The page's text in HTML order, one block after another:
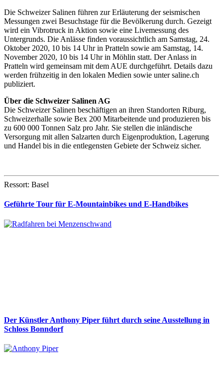
Die Schweizer Salinen führen zur Erläuterung der seismischen
Messungen zwei Besuchstage für die Bevölkerung durch. Gezeigt
wird ein Vibrotruck in Aktion sowie eine Livemessung des
Untergrunds. Die Anlässe finden voraussichtlich am Samstag, 24.
Oktober 2020, 10 bis 14 Uhr in Pratteln sowie am Samstag, 14.
November 2020, 10 bis 14 Uhr in Möhlin statt. Der Anlass in
Pratteln wird gemeinsam mit dem AUE durchgeführt. Details dazu
werden frühzeitig in den lokalen Medien sowie unter saline.ch
publiziert.
Über die Schweizer Salinen AG
Die Schweizer Salinen beschäftigen an ihren Standorten Riburg,
Schweizerhalle sowie Bex 200 Mitarbeitende und produzieren bis
zu 600 000 Tonnen Salz pro Jahr. Sie stellen die inländische
Versorgung mit allen Salzarten durch Eigenproduktion, Lagerung
und Handel bis in die entlegensten Gebiete der Schweiz sicher.
Ressort: Basel
Geführte Tour für E-Mountainbikes und E-Handbikes
Der Künstler Anthony Piper führt durch seine Ausstellung in
Schloss Bonndorf